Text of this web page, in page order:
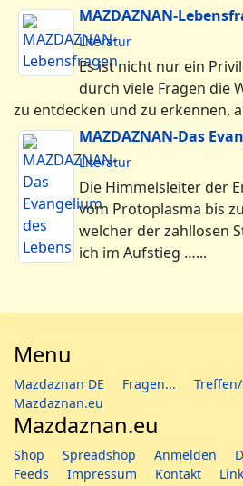
MAZDAZNAN-
Literatur
Es ist nicht nur ein
durch viele Fragen die
zu entdecken und zu erkennen,
MAZDAZNAN-Das
Literatur
Die Himmelsleiter der
vom Protoplasma bis
welcher der zahllosen
ich im Aufstieg …...
Menu
Mazdaznan DE Fragen...
Mazdaznan.eu
Mazdaznan.eu
Shop Spreadshop Anmelden
Feeds
Impressum Kontakt